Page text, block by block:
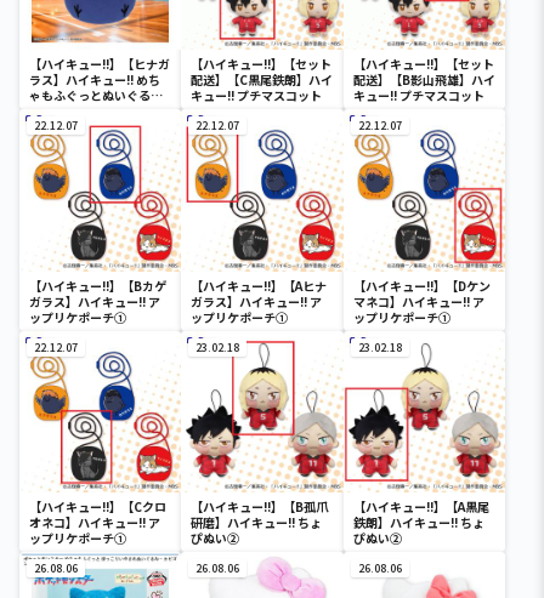
【ハイキュー!!】【ヒナガ
ラス】ハイキュー!! めち
ゃもふぐっとぬいぐるみ
～ヒナガラス～
【ハイキュー!!】【セット
配送】【C黒尾鉄朗】ハイ
キュー!! プチマスコット
【ハイキュー!!】【セット
配送】【B影山飛雄】ハイ
キュー!! プチマスコット
22.12.07
【ハイキュー!!】【Bカゲ
ガラス】ハイキュー!! ア
ップリケポーチ①
22.12.07
【ハイキュー!!】【Aヒナ
ガラス】ハイキュー!! ア
ップリケポーチ①
22.12.07
【ハイキュー!!】【Dケン
マネコ】ハイキュー!! ア
ップリケポーチ①
22.12.07
【ハイキュー!!】【Cクロ
オネコ】ハイキュー!! ア
ップリケポーチ①
23.02.18
【ハイキュー!!】【B孤爪
研磨】ハイキュー!! ちょ
ぴぬい②
23.02.18
【ハイキュー!!】【A黒尾
鉄朗】ハイキュー!! ちょ
ぴぬい②
26.08.06 26.08.06 26.08.06